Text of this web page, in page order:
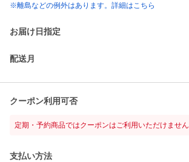
※離島などの例外はあります。詳細はこちら
お届け日指定
配送月
クーポン利用可否
定期・予約商品ではクーポンはご利用いただけません
支払い方法